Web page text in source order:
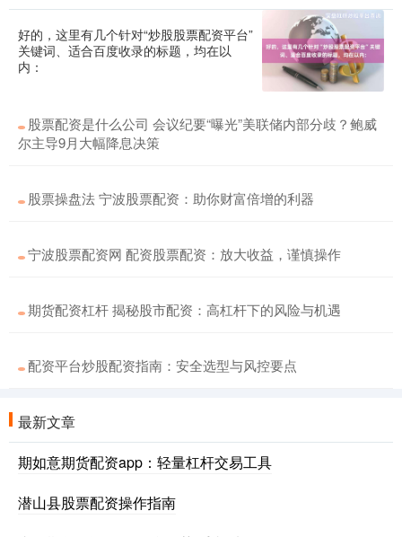
好的，这里有几个针对“炒股股票配资平台”
关键词、适合百度收录的标题，均在以
内：
股票配资是什么公司 会议纪要“曝光”美联储内部分歧？鲍威
尔主导9月大幅降息决策
股票操盘法 宁波股票配资：助你财富倍增的利器
宁波股票配资网 配资股票配资：放大收益，谨慎操作
期货配资杠杆 揭秘股市配资：高杠杆下的风险与机遇
配资平台炒股配资指南：安全选型与风控要点
最新文章
期如意期货配资app：轻量杠杆交易工具
潜山县股票配资操作指南